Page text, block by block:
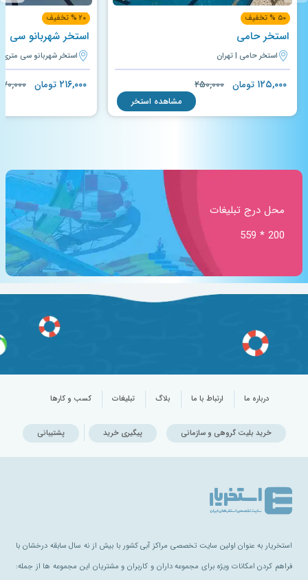
۵۰ % تخفیف
استخر حامی
استخر حامی | تهران
۱۲۵,۰۰۰ تومان ۲۵۰,۰۰۰
مشاهده استخر
۲۰ % تخفیف
استخر شهربانو سی
استخر شهربانو سی
۲۱۶,۰۰۰تومان
محل درج تبلیغات
200 * 559
درباره ما ارتباط با ما بلاگ تبلیغات کسب و کارها
خرید بلیت گروهی و سازمانی پیگیری خرید پشتیبانی
استخریار به عنوان اولین سایت تخصصی مراکز آبی کشور با بیش از نه سال سابقه درخشان با
فراهم کردن امکانات ویژه برای مجموعه داران و کاربران و مشتریان این مجموعه ها از جمله: